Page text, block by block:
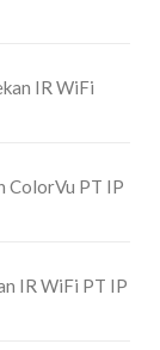
IR WiFi
ColorVu PT IP
IR WiFi PT IP